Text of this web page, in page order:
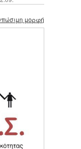
μορφή